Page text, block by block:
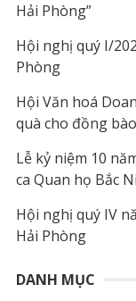
Hải Phòng”
Hội nghị quý I/
Phòng
Hội Văn hoá
quà cho đồng
Lễ kỷ niệm 10
ca Quan họ Bắc
Hội nghị quý IV
Hải Phòng
DANH MỤC